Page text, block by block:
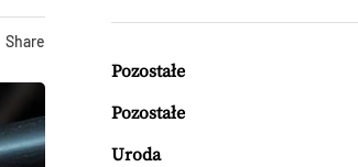
Share
Pozostałe
Pozostałe
Uroda